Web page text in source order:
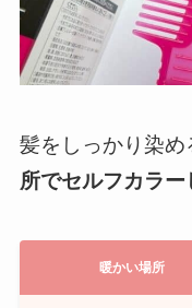
髪をしっかり染め
所でセルフカラー
暖かい場所